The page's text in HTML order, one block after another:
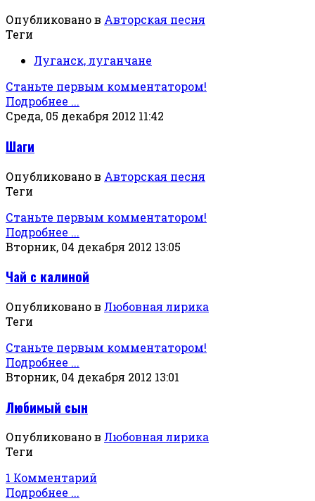
Опубликовано в Авторская песня
Теги
Луганск, луганчане
Станьте первым комментатором!
Подробнее ...
Среда, 05 декабря 2012 11:42
Шаги
Опубликовано в Авторская песня
Теги
Станьте первым комментатором!
Подробнее ...
Вторник, 04 декабря 2012 13:05
Чай с калиной
Опубликовано в Любовная лирика
Теги
Станьте первым комментатором!
Подробнее ...
Вторник, 04 декабря 2012 13:01
Любимый сын
Опубликовано в Любовная лирика
Теги
1 Комментарий
Подробнее ...